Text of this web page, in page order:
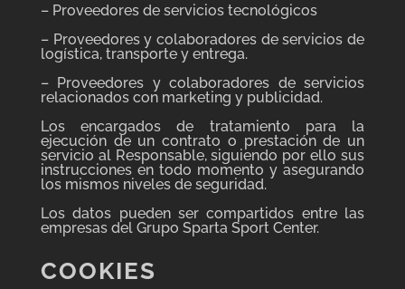
– Proveedores de servicios tecnológicos
– Proveedores y colaboradores de servicios de
logística, transporte y entrega.
– Proveedores y colaboradores de servicios
relacionados con marketing y publicidad.
Los encargados de tratamiento para la
ejecución de un contrato o prestación de un
servicio al Responsable, siguiendo por ello sus
instrucciones en todo momento y asegurando
los mismos niveles de seguridad.
Los datos pueden ser compartidos entre las
empresas del Grupo Sparta Sport Center.
COOKIES